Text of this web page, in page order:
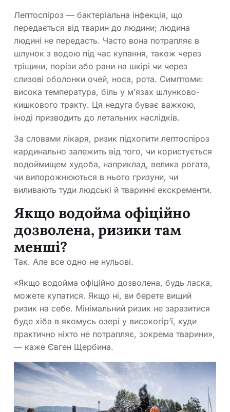
Лептоспіроз — бактеріальна інфекція, що
передається від тварин до людини; людина
людині не передасть. Часто вона потрапляє в
шлунок з водою під час купання, також через
тріщини, порізи або рани на шкірі чи через
слизові оболонки очей, носа, рота. Симптоми:
висока температура, біль у м’язах шлунково-
кишкового тракту. Ця недуга буває важкою,
іноді призводить до летальних наслідків.
За словами лікаря, ризик підхопити лептоспіроз
кардинально залежить від того, чи користується
водоймищем худоба, наприклад, велика рогата,
чи випорожнюються в нього гризуни, чи
виливають туди людські й тваринні екскременти.
Якщо водойма офіційно
дозволена, ризики там
менші?
Так. Але все одно не нульові.
«Якщо водойма офіційно дозволена, будь ласка,
можете купатися. Якщо ні, ви берете вищий
ризик на себе. Мінімальний ризик не заразитися
буде хіба в якомусь озері у високогір‘ї, куди
практично ніхто не потрапляє, зокрема тварини»,
— каже Євген Щербина.